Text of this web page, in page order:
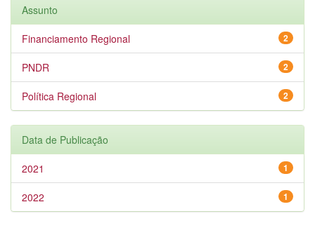
Assunto
2
Financiamento Regional
2
PNDR
2
Política Regional
Data de Publicação
1
2021
1
2022